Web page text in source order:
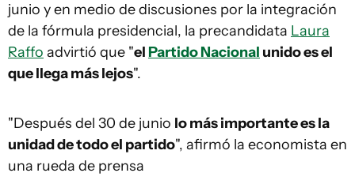
junio y en medio de discusiones por la integración
de la fórmula presidencial, la precandidata Laura
Raffo advirtió que "elPartido Nacional unido es el
que llega más lejos".
"Después del 30 de junio lo más importante es la
unidad de todo el partido", afirmó la economista en
una rueda de prensa